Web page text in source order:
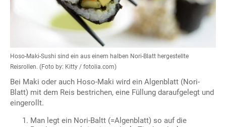
Hoso-Maki-Sushi sind ein aus einem halben Nori-Blatt hergestellte
Reisrollen. (Foto by: Kitty / fotolia.com)
Bei Maki oder auch Hoso-Maki wird ein Algenblatt (Nori-
Blatt) mit dem Reis bestrichen, eine Füllung daraufgelegt und
eingerollt.
Man legt ein Nori-Baltt (=Algenblatt) so auf die